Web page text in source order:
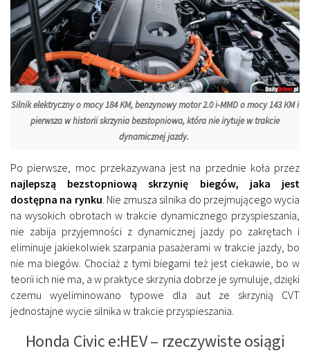
Silnik elektryczny o mocy 184 KM, benzynowy motor 2.0 i-MMD o mocy 143 KM i
pierwsza w historii skrzynia bezstopniowa, która nie irytuje w trakcie
dynamicznej jazdy.
Po pierwsze, moc przekazywana jest na przednie koła przez
najlepszą bezstopniową skrzynię biegów, jaka jest
dostępna na rynku. Nie zmusza silnika do przejmującego wycia
na wysokich obrotach w trakcie dynamicznego przyspieszania,
nie zabija przyjemności z dynamicznej jazdy po zakrętach i
eliminuje jakiekolwiek szarpania pasażerami w trakcie jazdy, bo
nie ma biegów. Chociaż z tymi biegami też jest ciekawie, bo w
teorii ich nie ma, a w praktyce skrzynia dobrze je symuluje, dzięki
czemu wyeliminowano typowe dla aut ze skrzynią CVT
jednostajne wycie silnika w trakcie przyspieszania.
Honda Civic e:HEV – rzeczywiste osiągi